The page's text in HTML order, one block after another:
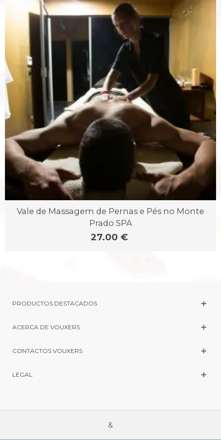
Vale de Massagem de Pernas e Pés no Monte
Prado SPA
27.00 €
PRODUCTOS DESTACADOS
ACERCA DE VOUXERS
CONTACTOS VOUXERS
LEGAL
&